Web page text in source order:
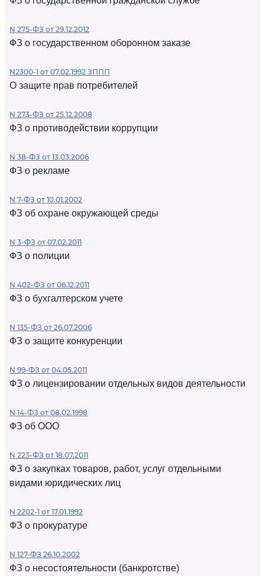
N 275-ФЗ от 29.12.2012
ФЗ о государственном оборонном заказе
N2300-1 от 07.02.1992 ЗППП
О защите прав потребителей
N 273-ФЗ от 25.12.2008
ФЗ о противодействии коррупции
N 38-ФЗ от 13.03.2006
ФЗ о рекламе
N 7-ФЗ от 10.01.2002
ФЗ об охране окружающей среды
N 3-ФЗ от 07.02.2011
ФЗ о полиции
N 402-ФЗ от 06.12.2011
ФЗ о бухгалтерском учете
N 135-ФЗ от 26.07.2006
ФЗ о защите конкуренции
N 99-ФЗ от 04.05.2011
ФЗ о лицензировании отдельных видов деятельности
N 14-ФЗ от 08.02.1998
ФЗ об ООО
N 223-ФЗ от 18.07.2011
ФЗ о закупках товаров, работ, услуг отдельными
видами юридических лиц
N 2202-1 от 17.01.1992
ФЗ о прокуратуре
N 127-ФЗ 26.10.2002
ФЗ о несостоятельности (банкротстве)